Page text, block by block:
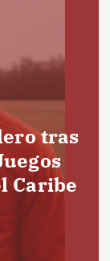
tras
Caribe